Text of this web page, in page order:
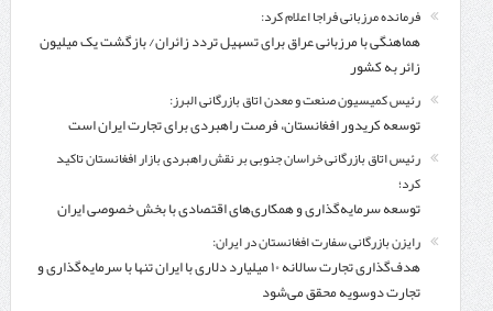
فرمانده مرزبانی فراجا اعلام کرد:
هماهنگی با مرزبانی عراق برای تسهیل تردد زائران/ بازگشت یک میلیون
زائر به کشور
رئیس کمیسیون صنعت و معدن اتاق بازرگانی البرز:
توسعه کریدور افغانستان، فرصت راهبردی برای تجارت ایران است
رئیس اتاق بازرگانی خراسان جنوبی بر نقش راهبردی بازار افغانستان تاکید
کرد؛
توسعه سرمایه‌گذاری و همکاری‌های اقتصادی با بخش خصوصی ایران
رایزن بازرگانی سفارت افغانستان در ایران:
هدف‌گذاری تجارت سالانه ۱۰ میلیارد دلاری با ایران تنها با سرمایه‌گذاری و
تجارت دوسویه محقق می‌شود